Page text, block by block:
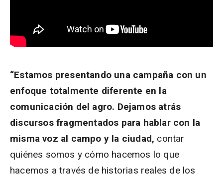
“Estamos presentando una campaña con un
enfoque totalmente diferente en la
comunicación del agro. Dejamos atrás
discursos fragmentados para hablar con la
misma voz al campo y la ciudad, contar
quiénes somos y cómo hacemos lo que
hacemos a través de historias reales de los